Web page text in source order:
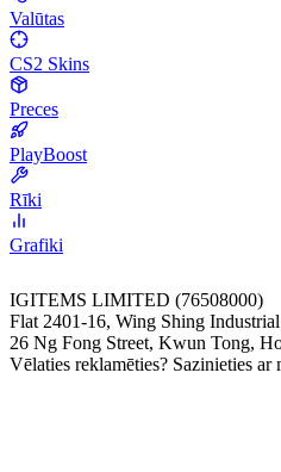
Valūtas
CS2 Skins
Preces
PlayBoost
Rīki
Grafiki
IGITEMS LIMITED (76508000)
Flat 2401-16, Wing Shing
26 Ng Fong Street, Kwun Tong,
Vēlaties reklamēties? Sazinieties ar